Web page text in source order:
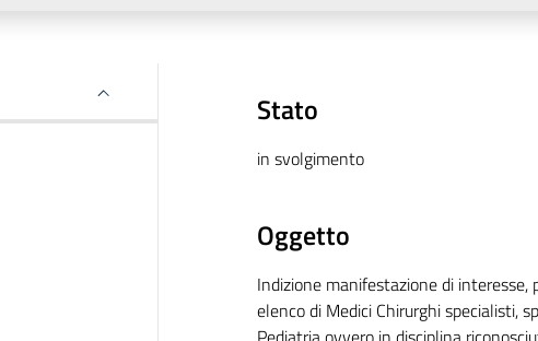
Stato
in svolgimento
Oggetto
Indizione manifestazione di
elenco di Medici Chirurghi specialisti,